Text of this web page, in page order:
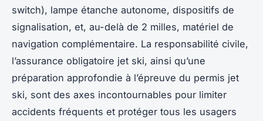
switch), lampe étanche autonome, dispositifs de
signalisation, et, au-delà de 2 milles, matériel de
navigation complémentaire. La responsabilité civile,
l’assurance obligatoire jet ski, ainsi qu’une
préparation approfondie à l’épreuve du permis jet
ski, sont des axes incontournables pour limiter
accidents fréquents et protéger tous les usagers